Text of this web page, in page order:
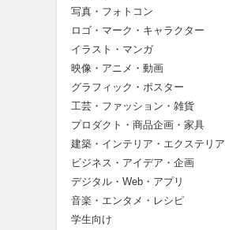
写真・フォトコン
ロゴ・マーク・キャラクター
イラスト・マンガ
映像・アニメ・動画
グラフィック・ポスター
工芸・ファッション・雑貨
プロダクト・商品企画・家具
建築・インテリア・エクステリア
ビジネス・アイデア・企画
デジタル・Web・アプリ
音楽・エンタメ・レシピ
学生向け